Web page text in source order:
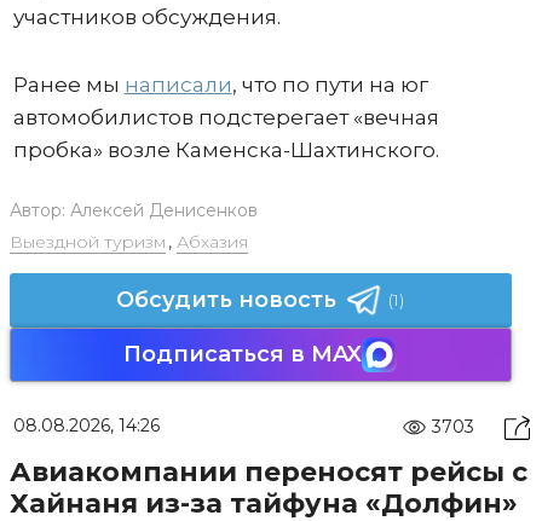
участников обсуждения.
Ранее мы написали, что по пути на юг
автомобилистов подстерегает «вечная
пробка» возле Каменска-Шахтинского.
Автор: Алексей Денисенков
Выездной туризм , Абхазия
Обсудить новость (1)
Подписаться в MAX
08.08.2026, 14:26 3703
Авиакомпании переносят рейсы с
Хайнаня из-за тайфуна «Долфин»